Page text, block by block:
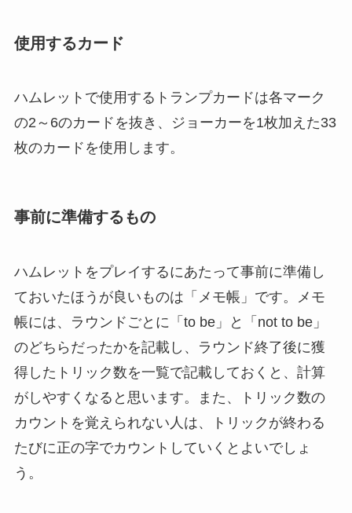
使用するカード
ハムレットで使用するトランプカードは各マーク
の2～6のカードを抜き、ジョーカーを1枚加えた33
枚のカードを使用します。
事前に準備するもの
ハムレットをプレイするにあたって事前に準備し
ておいたほうが良いものは「メモ帳」です。メモ
帳には、ラウンドごとに「to be」と「not to be」
のどちらだったかを記載し、ラウンド終了後に獲
得したトリック数を一覧で記載しておくと、計算
がしやすくなると思います。また、トリック数の
カウントを覚えられない人は、トリックが終わる
たびに正の字でカウントしていくとよいでしょ
う。